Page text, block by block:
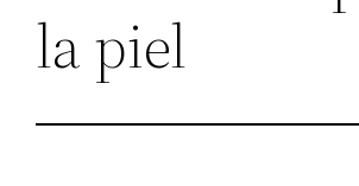
la piel